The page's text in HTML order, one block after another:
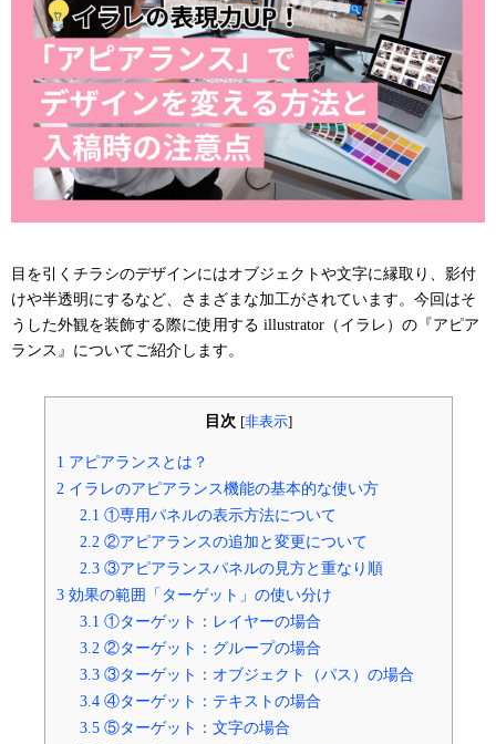
目を引くチラシのデザインにはオブジェクトや文字に縁取り、影付
けや半透明にするなど、さまざまな加工がされています。今回はそ
うした外観を装飾する際に使用する illustrator（イラレ）の『アピア
ランス』についてご紹介します。
目次 [非表示]
1 アピアランスとは？
2 イラレのアピアランス機能の基本的な使い方
2.1 ①専用パネルの表示方法について
2.2 ②アピアランスの追加と変更について
2.3③アピアランスパネルの見方と重なり順
3効果の範囲「ターゲット」の使い分け
3.1 ①ターゲット：レイヤーの場合
3.2 ②ターゲット：グループの場合
3.3③ターゲット：オブジェクト（パス）の場合
3.4④ターゲット：テキストの場合
3.5⑤ターゲット：文字の場合